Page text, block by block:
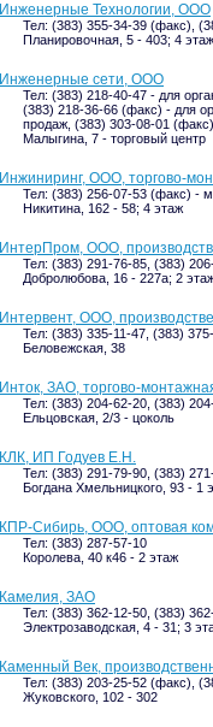
Инженерные Технологии, ООО
Тел: (383) 355-34-39 (факс),
Планировочная, 5 - 403; 4 этаж
Инженерные сети, ООО
Тел: (383) 218-40-47 - для
(383) 218-36-66 (факс) - для
продаж, (383) 303-08-01
Малыгина, 7 - торговый центр
Инжиниринг, ООО, торгово-
Тел: (383) 256-07-53 (факс) -
Никитина, 162 - 58; 4 этаж
ИнтерПром, ООО,
Тел: (383) 291-76-85, (383)
Добролюбова, 16 - 227а; 2
Интервент, ООО,
Тел: (383) 335-11-47, (383)
Беловежская, 38
Инток, ЗАО, торгово-
Тел: (383) 204-62-20, (383)
Ельцовская, 2/3 - цоколь
КЛК, ИП Годуев Е.Н.
Тел: (383) 291-79-90, (383)
Богдана Хмельницкого, 93 - 1
КПР-Сибирь, ООО, оптовая
Тел: (383) 287-57-10
Королева, 40 к46 - 2 этаж
Камелия, ЗАО
Тел: (383) 362-12-50, (383)
Электрозаводская, 4 - 31; 3
Каменный Век,
Тел: (383) 203-25-52 (факс),
Жуковского, 102 - 302